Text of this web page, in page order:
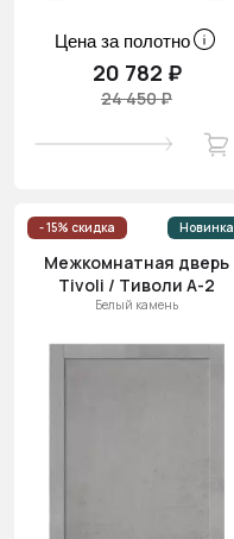
Цена за полотно
20 782 ₽
24 450 ₽
- 15% скидка Новинка
Межкомнатная дверь
Tivoli / Тиволи А-2
Белый камень